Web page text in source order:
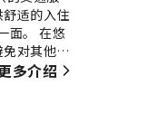
适的入住
面。 在悠
对其他客
保您获得
多介绍